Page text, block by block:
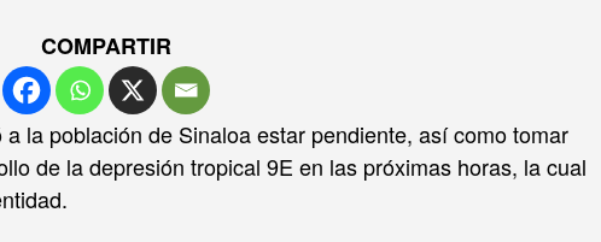
COMPARTIR
la población de Sinaloa estar pendiente, así como tomar
de la depresión tropical 9E en las próximas horas, la cual